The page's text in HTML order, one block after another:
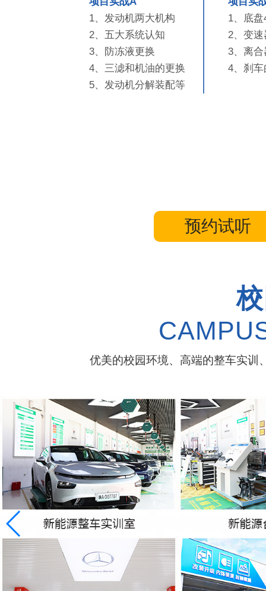
1、发动机两大机构
2、五大系统认知
3、防冻液更换
4、三滤和机油的更换
5、发动机分解装配等
1、底
2、变
3、离
4、刹
预约试听
优美的校园环境、高端的整车实训